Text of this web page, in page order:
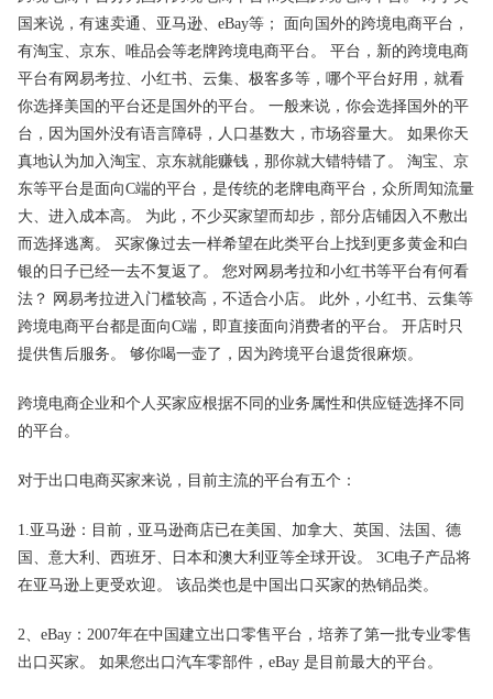
国来说，有速卖通、亚马逊、eBay等； 面向国外的跨境电商平台，
有淘宝、京东、唯品会等老牌跨境电商平台。 平台，新的跨境电商
平台有网易考拉、小红书、云集、极客多等，哪个平台好用，就看
你选择美国的平台还是国外的平台。 一般来说，你会选择国外的平
台，因为国外没有语言障碍，人口基数大，市场容量大。 如果你天
真地认为加入淘宝、京东就能赚钱，那你就大错特错了。 淘宝、京
东等平台是面向C端的平台，是传统的老牌电商平台，众所周知流量
大、进入成本高。 为此，不少买家望而却步，部分店铺因入不敷出
而选择逃离。 买家像过去一样希望在此类平台上找到更多黄金和白
银的日子已经一去不复返了。 您对网易考拉和小红书等平台有何看
法？ 网易考拉进入门槛较高，不适合小店。 此外，小红书、云集等
跨境电商平台都是面向C端，即直接面向消费者的平台。 开店时只
提供售后服务。 够你喝一壶了，因为跨境平台退货很麻烦。
跨境电商企业和个人买家应根据不同的业务属性和供应链选择不同
的平台。
对于出口电商买家来说，目前主流的平台有五个：
1.亚马逊：目前，亚马逊商店已在美国、加拿大、英国、法国、德
国、意大利、西班牙、日本和澳大利亚等全球开设。 3C电子产品将
在亚马逊上更受欢迎。 该品类也是中国出口买家的热销品类。
2、eBay：2007年在中国建立出口零售平台，培养了第一批专业零售
出口买家。 如果您出口汽车零部件，eBay 是目前最大的平台。